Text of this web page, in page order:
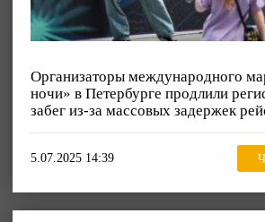
Организаторы международного
ночи» в Петербурге продлили
забег из-за массовых задержек
5.07.2025 14:39